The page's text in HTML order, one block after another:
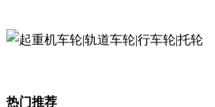
热门推荐